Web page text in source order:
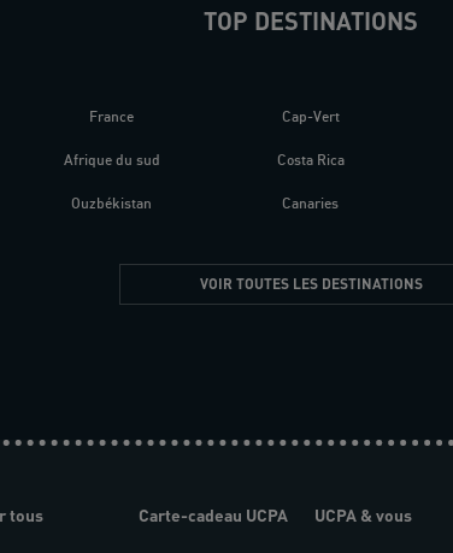
TOP DESTINATIONS
France
Afrique du sud
Ouzbékistan
Cap-Vert
Costa Rica
Canaries
VOIR TOUTES LES DESTINATIONS
tous Carte-cadeau UCPA UCPA & vous